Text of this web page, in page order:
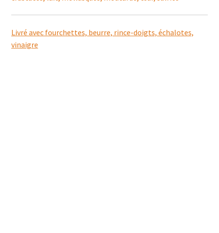
Livré avec fourchettes, beurre, rince-doigts, échalotes,
vinaigre